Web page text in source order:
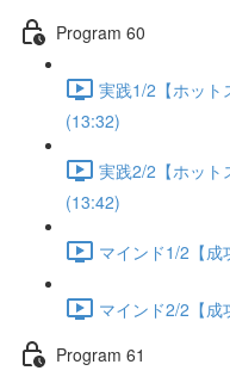
Program 60
実践1/2【ホット
(13:32)
実践2/2【ホット
(13:42)
マインド1/2【
マインド2/2【
Program 61